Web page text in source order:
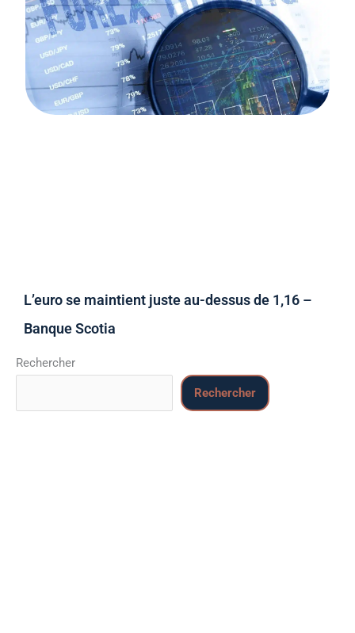
L’euro se maintient juste au-dessus de 1,16 –
Banque Scotia
Rechercher
Rechercher